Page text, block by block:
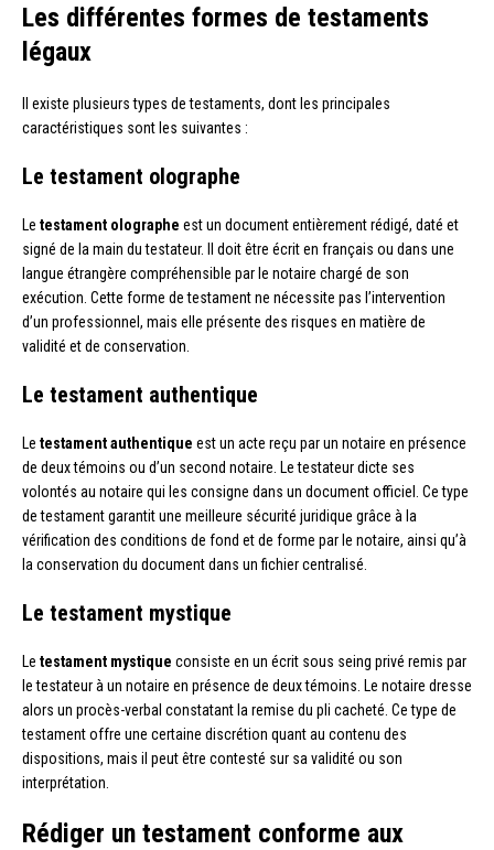
Les différentes formes de testaments
légaux
Il existe plusieurs types de testaments, dont les principales
caractéristiques sont les suivantes :
Le testament olographe
Le testament olographe est un document entièrement rédigé, daté et
signé de la main du testateur. Il doit être écrit en français ou dans une
langue étrangère compréhensible par le notaire chargé de son
exécution. Cette forme de testament ne nécessite pas l’intervention
d’un professionnel, mais elle présente des risques en matière de
validité et de conservation.
Le testament authentique
Le testament authentique est un acte reçu par un notaire en présence
de deux témoins ou d’un second notaire. Le testateur dicte ses
volontés au notaire qui les consigne dans un document officiel. Ce type
de testament garantit une meilleure sécurité juridique grâce à la
vérification des conditions de fond et de forme par le notaire, ainsi qu’à
la conservation du document dans un fichier centralisé.
Le testament mystique
Le testament mystique consiste en un écrit sous seing privé remis par
le testateur à un notaire en présence de deux témoins. Le notaire dresse
alors un procès-verbal constatant la remise du pli cacheté. Ce type de
testament offre une certaine discrétion quant au contenu des
dispositions, mais il peut être contesté sur sa validité ou son
interprétation.
Rédiger un testament conforme aux